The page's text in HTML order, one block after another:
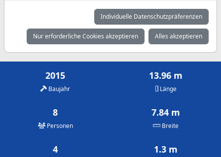
1.550 € 1.900 €
August
1.900 €
September
1.175 €
Oktober
850 €
2015
Baujahr
13.96 m
Länge
8
Personen
7.84 m
Breite
4 1.3 m
Individuelle Datenschutzpräferenzen
Nur erforderliche Cookies akzeptieren Alles akzeptieren